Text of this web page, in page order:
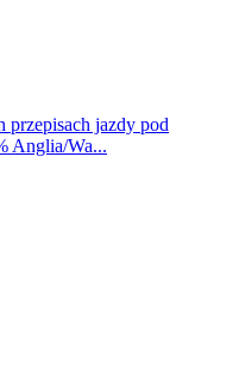
jazdy pod
Anglia/Wa...